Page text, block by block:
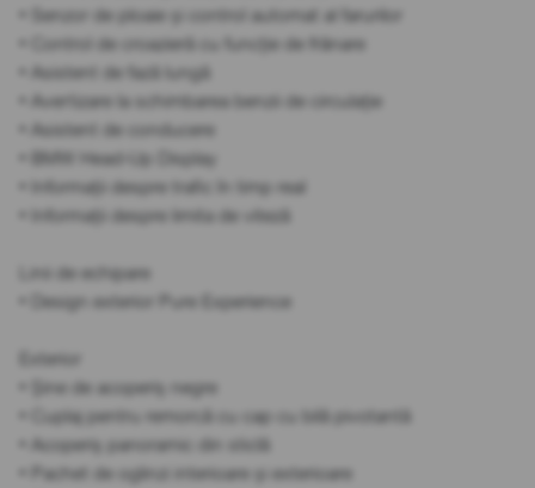
• Senzor de ploaie și control automat al farurilor
• Control de croazieră cu funcție de frânare
• Asistent de fază lungă
• Avertizare la schimbarea benzii de circulație
• Asistent de conducere
• BMW Head-Up Display
• Informații despre trafic în timp real
• Informații despre limita de viteză
Linii de echipare
• Design exterior Pure Experience
Exterior
• Șine de acoperiș negre
• Cuplaj pentru remorcă cu cap cu bilă pivotantă
• Acoperiș panoramic din sticlă
• Pachet de oglinzi interioare și exterioare